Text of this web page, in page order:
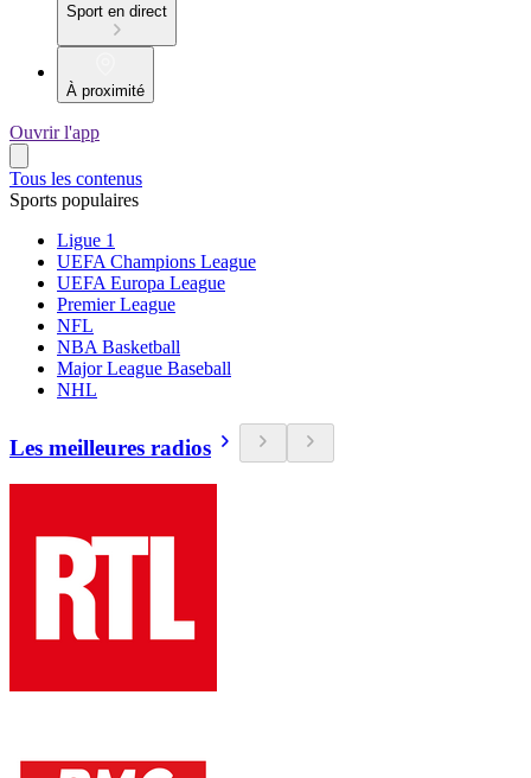
Sport en direct
À proximité
Ouvrir l'app
Tous les contenus
Sports populaires
Ligue 1
UEFA Champions League
UEFA Europa League
Premier League
NFL
NBA Basketball
Major League Baseball
NHL
Les meilleures radios